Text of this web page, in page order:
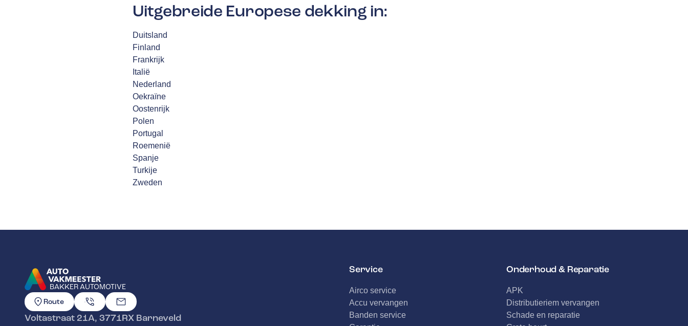
Uitgebreide Europese dekking in:
Duitsland
Finland
Frankrijk
Italië
Nederland
Oekraïne
Oostenrijk
Polen
Portugal
Roemenië
Spanje
Turkije
Zweden
BAKKER AUTOMOTIVE
GA NAAR DE HOMEPAGINA
Route
Voltastraat 21A, 3771RX Barneveld
Service
Airco service
Accu vervangen
Banden service
Onderhoud & Reparatie
APK
Distributieriem vervangen
Schade en reparatie